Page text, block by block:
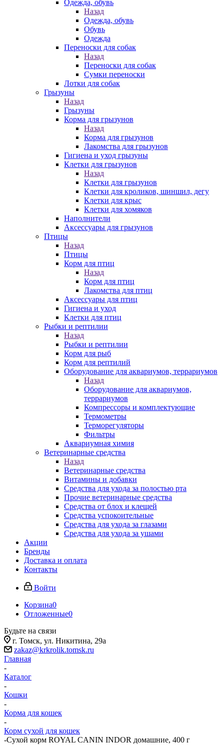
Одежда, обувь
Назад
Одежда, обувь
Обувь
Одежда
Переноски для собак
Назад
Переноски для собак
Сумки переноски
Лотки для собак
Грызуны
Назад
Грызуны
Корма для грызунов
Назад
Корма для грызунов
Лакомства для грызунов
Гигиена и уход грызуны
Клетки для грызунов
Назад
Клетки для грызунов
Клетки для кроликов, шиншил, дегу
Клетки для крыс
Клетки для хомяков
Наполнители
Аксессуары для грызунов
Птицы
Назад
Птицы
Корм для птиц
Назад
Корм для птиц
Лакомства для птиц
Аксессуары для птиц
Гигиена и уход
Клетки для птиц
Рыбки и рептилии
Назад
Рыбки и рептилии
Корм для рыб
Корм для рептилий
Оборудование для аквариумов, террариумов
Назад
Оборудование для аквариумов,
террариумов
Компрессоры и комплектующие
Термометры
Терморегуляторы
Фильтры
Аквариумная химия
Ветеринарные средства
Назад
Ветеринарные средства
Витамины и добавки
Средства для ухода за полостью рта
Прочие ветеринарные средства
Средства от блох и клещей
Средства успокоительные
Средства для ухода за глазами
Средства для ухода за ушами
Акции
Бренды
Доставка и оплата
Контакты
Войти
Корзина0
Отложенные0
Будьте на связи
г. Томск, ​ул. Никитина, 29а
zakaz@krkrolik.tomsk.ru
Главная
-
Каталог
-
Кошки
-
Корма для кошек
-
Корм сухой для кошек
-Сухой корм ROYAL CANIN INDOR домашние, 400 г